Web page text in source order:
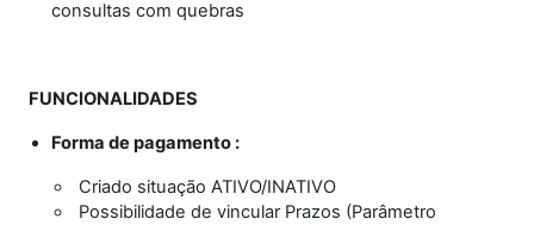
consultas com quebras
FUNCIONALIDADES
Forma de pagamento :
Criado situação ATIVO/INATIVO
Possibilidade de vincular Prazos (Parâmetro